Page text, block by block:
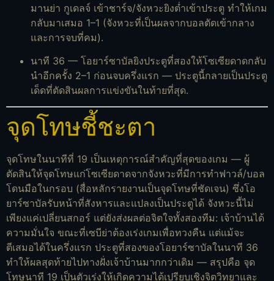
มานย่า กูเดลจ์ เข้าชาร์จ/จังหวะยิงต่ำเข้าประตู ทำให้เกม
กลับมาเสมอ 1–1 (จังหวะที่เป็นผลจากบอลตัดเข้ากลาง
และการจบที่คม).
นาที 36 — โอยาร์ซาบัลยิงประตูที่สองให้โซเซียดาดกลับ
นำอีกครั้ง 2–1 ก่อนจบครึ่งแรก — ประตูนี้กลายเป็นประตู
เด็ดที่ตัดสินผลการแข่งขันในท้ายที่สุด.
จุดโทษชี้ชะตา
จุดโทษในนาทีที่ 19 เป็นเหตุการณ์สำคัญที่สุดของเกม — ผู้
ตัดสินให้จุดโทษแก่โซเซียดาดจากจังหวะที่มีการทำฟาวล์/บอล
โดนมือในกรอบ (สื่อหลักรายงานเป็นจุดโทษที่ชัดเจน) ซึ่งโอ
ยาร์ซาบัลรับหน้าที่สังหารและแปลงเป็นประตูได้ จังหวะนี้ไม่
เพียงแค่เปลี่ยนสกอร์ แต่ยังส่งผลต่อจิตใจทั้งสองทีม: เจ้าบ้านได้
ความมั่นใจ ขณะที่เซบีย่าต้องเร่งเกมเพื่อทวงคืน แต่แม้จะ
ตีเสมอได้ในครึ่งแรก ประตูที่สองของโอยาร์ซาบัลในนาที 36
ทำให้ผลสุดท้ายไปทางฝั่งเจ้าบ้านมากกว่าเดิม — สรุปคือ จุด
โทษนาที 19 เป็นตัวเร่งให้เกิดความได้เปรียบเชิงจิตวิทยาและ